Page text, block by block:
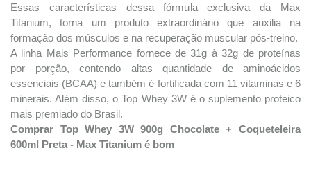
Essas características dessa fórmula exclusiva da Max
Titanium, torna um produto extraordinário que auxilia na
formação dos músculos e na recuperação muscular pós-treino.
A linha Mais Performance fornece de 31g à 32g de proteínas
por porção, contendo altas quantidade de aminoácidos
essenciais (BCAA) e também é fortificada com 11 vitaminas e 6
minerais. Além disso, o Top Whey 3W é o suplemento proteico
mais premiado do Brasil.
Comprar Top Whey 3W 900g Chocolate + Coqueteleira
600ml Preta - Max Titanium é bom